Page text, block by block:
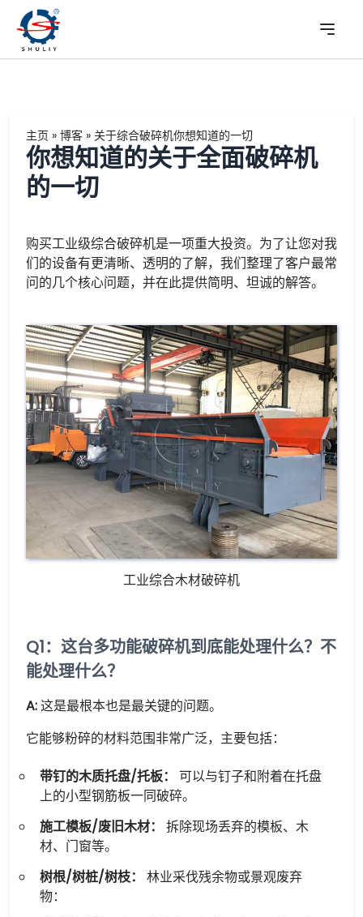
主页 » 博客 » 关于综合破碎机你想知道的一切
你想知道的关于全面破碎机
的一切
购买工业级综合破碎机是一项重大投资。为了让您对我
们的设备有更清晰、透明的了解，我们整理了客户最常
问的几个核心问题，并在此提供简明、坦诚的解答。
工业综合木材破碎机
Q1：这台多功能破碎机到底能处理什么？不
能处理什么？
A:这是最根本也是最关键的问题。
它能够粉碎的材料范围非常广泛，主要包括：
带钉的木质托盘/托板：
可以与钉子和附着在托盘
上的小型钢筋板一同破碎。
施工模板/废旧木材：
拆除现场丢弃的模板、木
材、门窗等。
树根/树桩/树枝：
林业采伐残余物或景观废弃
物：